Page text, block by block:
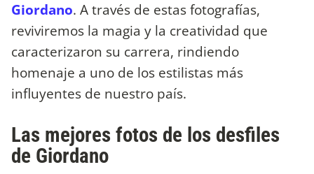
Giordano. A través de estas fotografías,
reviviremos la magia y la creatividad que
caracterizaron su carrera, rindiendo
homenaje a uno de los estilistas más
influyentes de nuestro país.
Las mejores fotos de los desfiles
de Giordano